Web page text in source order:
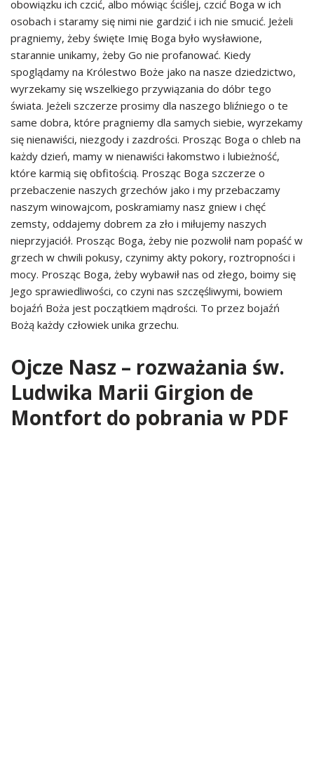
obowiązku ich czcić, albo mówiąc ściślej, czcić Boga w ich
osobach i staramy się nimi nie gardzić i ich nie smucić. Jeżeli
pragniemy, żeby święte Imię Boga było wysławione,
starannie unikamy, żeby Go nie profanować. Kiedy
spoglądamy na Królestwo Boże jako na nasze dziedzictwo,
wyrzekamy się wszelkiego przywiązania do dóbr tego
świata. Jeżeli szczerze prosimy dla naszego bliźniego o te
same dobra, które pragniemy dla samych siebie, wyrzekamy
się nienawiści, niezgody i zazdrości. Prosząc Boga o chleb na
każdy dzień, mamy w nienawiści łakomstwo i lubieżność,
które karmią się obfitością. Prosząc Boga szczerze o
przebaczenie naszych grzechów jako i my przebaczamy
naszym winowajcom, poskramiamy nasz gniew i chęć
zemsty, oddajemy dobrem za zło i miłujemy naszych
nieprzyjaciół. Prosząc Boga, żeby nie pozwolił nam popaść w
grzech w chwili pokusy, czynimy akty pokory, roztropności i
mocy. Prosząc Boga, żeby wybawił nas od złego, boimy się
Jego sprawiedliwości, co czyni nas szczęśliwymi, bowiem
bojaźń Boża jest początkiem mądrości. To przez bojaźń
Bożą każdy człowiek unika grzechu.
Ojcze Nasz – rozważania św.
Ludwika Marii Girgion de
Montfort do pobrania w PDF